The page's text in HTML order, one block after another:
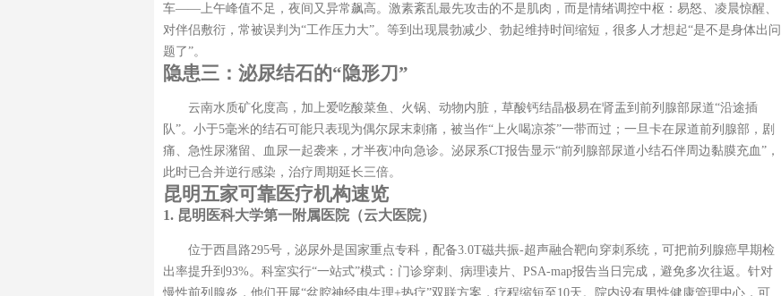
车——上午峰值不足，夜间又异常飙高。激素紊乱最先攻击的不是肌肉，而是情绪调控中枢：易怒、凌晨惊醒、
对伴侣敷衍，常被误判为“工作压力大”。等到出现晨勃减少、勃起维持时间缩短，很多人才想起“是不是身体出问
题了”。
隐患三：泌尿结石的“隐形刀”
云南水质矿化度高，加上爱吃酸菜鱼、火锅、动物内脏，草酸钙结晶极易在肾盂到前列腺部尿道“沿途插
队”。小于5毫米的结石可能只表现为偶尔尿末刺痛，被当作“上火喝凉茶”一带而过；一旦卡在尿道前列腺部，剧
痛、急性尿潴留、血尿一起袭来，才半夜冲向急诊。泌尿系CT报告显示“前列腺部尿道小结石伴周边黏膜充血”，
此时已合并逆行感染，治疗周期延长三倍。
昆明五家可靠医疗机构速览
1. 昆明医科大学第一附属医院（云大医院）
位于西昌路295号，泌尿外是国家重点专科，配备3.0T磁共振-超声融合靶向穿刺系统，可把前列腺癌早期检
出率提升到93%。科室实行“一站式”模式：门诊穿刺、病理读片、PSA-map报告当日完成，避免多次往返。针对
慢性前列腺炎，他们开展“盆腔神经电生理+热疗”双联方案，疗程缩短至10天。院内设有男性健康管理中心，可